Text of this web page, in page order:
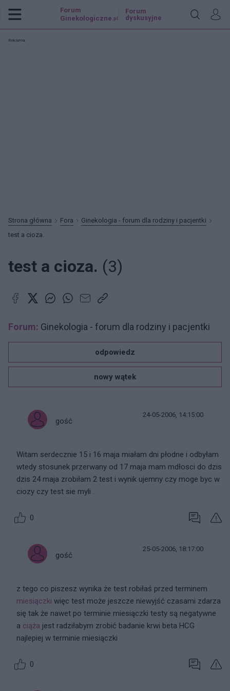
Forum
Ginekologiczne .pl
Forum
dyskusyjne
Reklama:
Strona główna Fora
Ginekologia - forum dla rodziny i pacjentki
test a cioza.
test a cioza. (3)
Forum: Ginekologia - forum dla rodziny i pacjentki
odpowiedz
nowy wątek
gość
24-05-2006, 14:15:00
Witam serdecznie 15 i 16 maja miałam dni płodne i odbyłam
wtedy stosunek przerwany od 17 maja mam mdłosci do dzis
dzis 24 maja zrobiłam 2 test i wynik ujemny czy moge byc w
ciozy czy test sie myli .
0
gość
25-05-2006, 18:17:00
z tego co piszesz wynika że test robiłaś przed terminem
miesiączki więc test może jeszcze niewyjść czasami zdarza
się tak że nawet po terminie miesiączki testy są negatywne
a ciąża jest radziłabym zrobić badanie krwi beta HCG
najlepiej w terminie miesiączki
0